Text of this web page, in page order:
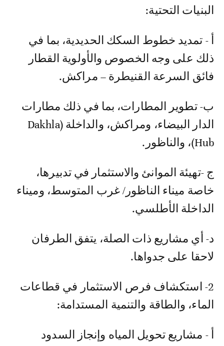
البنيات التحتية:
أ - تمديد خطوط السكك الحديدية، بما في
ذلك على وجه الخصوص والأولوية القطار
فائق السرعة القنيطرة – مراكش.
ب- تطوير المطارات، بما في ذلك مطارات
الدار البيضاء، ومراكش، والداخلة (Dakhla
Hub)، والناظور.
ج -تهيئة الموانئ والاستثمار في تدبيرها،
خاصة ميناء الناظور/ غرب المتوسط، وميناء
الداخلة الأطلسي.
د- أي مشاريع ذات الصلة، يتفق الطرفان
لاحقا على جدواها.
2- استكشاف فرص الاستثمار في قطاعات
الماء، والطاقة والتنمية المستدامة:
أ - مشاريع تحويل المياه وإنجاز السدود